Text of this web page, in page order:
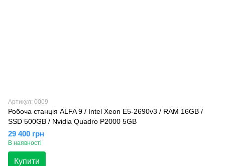
Артикул: 0009
Робоча станція ALFA 9 / Intel Xeon E5-2690v3 / RAM 16GB /
SSD 500GB / Nvidia Quadro P2000 5GB
29 400 грн
В наявності
Купити